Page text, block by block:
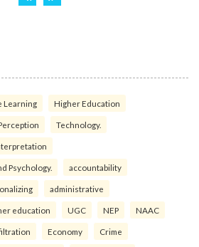
Learning Higher Education
Technology.
Psychology. accountability
administrative
education UGC NEP NAAC
Economy Crime